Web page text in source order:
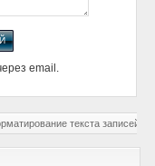
email.
текста записей?